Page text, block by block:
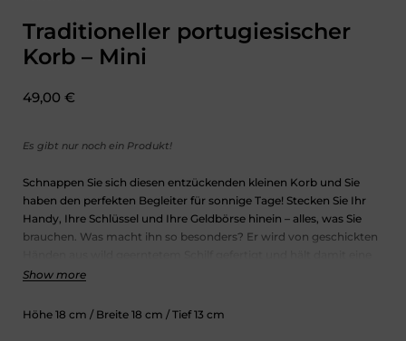
Traditioneller portugiesischer
Korb – Mini
Preis:
49,00 €
Es gibt nur noch ein Produkt!
Schnappen Sie sich diesen entzückenden kleinen Korb und Sie
haben den perfekten Begleiter für sonnige Tage! Stecken Sie Ihr
Handy, Ihre Schlüssel und Ihre Geldbörse hinein – alles, was Sie
brauchen. Was macht ihn so besonders? Er wird von geschickten
portugiesische Tradition am Leben, die seit Generationen
Show more
Höhe 18 cm / Breite 18 cm / Tief13 cm